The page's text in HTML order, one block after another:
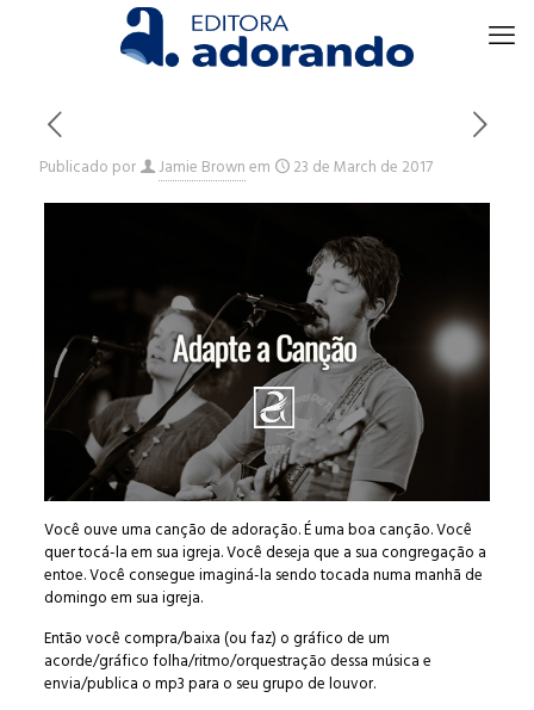
Publicado por Jamie Brownem 23 de March de 2017
Você ouve uma canção de adoração. É uma boa canção. Você
quer tocá-la em sua igreja. Você deseja que a sua congregação a
entoe. Você consegue imaginá-la sendo tocada numa manhã de
domingo em sua igreja.
Então você compra/baixa (ou faz) o gráfico de um
acorde/gráfico folha/ritmo/orquestração dessa música e
envia/publica o mp3 para o seu grupo de louvor.